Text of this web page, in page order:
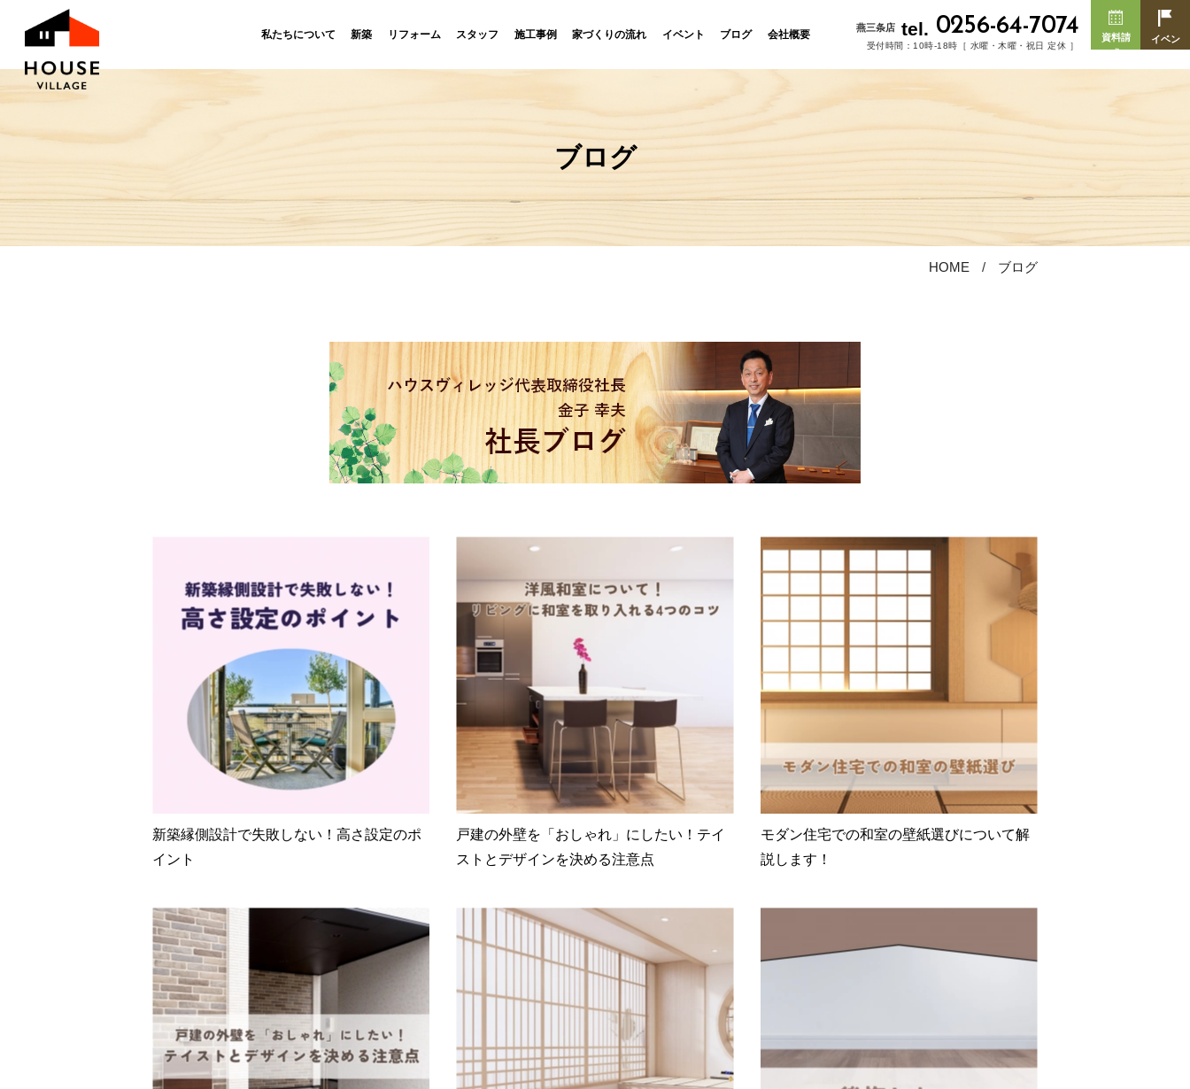
私たちについて 新築 リフォーム スタッフ 施工事例 家づくりの流れ イベント ブログ 会社概要
燕三条店 tel. 0256-64-7074
受付時間：10時-18時［ 水曜・木曜・祝日 定休 ］
資料請
求
イベン
ブログ
HOME ブログ
新築縁側設計で失敗しない！高さ設定のポ
イント
戸建の外壁を「おしゃれ」にしたい！テイ
ストとデザインを決める注意点
モダン住宅での和室の壁紙選びについて解
説します！